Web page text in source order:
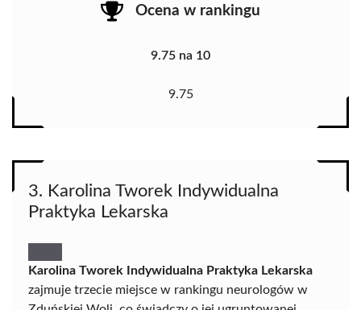
Ocena w rankingu
9.75 na 10
9.75
3. Karolina Tworek Indywidualna
Praktyka Lekarska
Karolina Tworek Indywidualna Praktyka Lekarska
zajmuje trzecie miejsce w rankingu neurologów w